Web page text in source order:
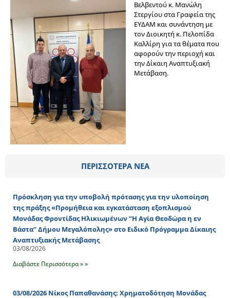
Βελβεντού κ. Μανώλη
Στεργίου στα Γραφεία της
ΕΥΔΑΜ και συνάντηση με
τον Διοικητή κ. Πελοπίδα
Καλλίρη για τα θέματα που
αφορούν την περιοχή και
την Δίκαιη Αναπτυξιακή
Μετάβαση.
ΠΕΡΙΣΣΟΤΕΡΑ ΝΕΑ
Πρόσκληση για την υποβολή πρότασης για την υλοποίηση
της πράξης «Προμήθεια και εγκατάσταση εξοπλισμού
Μονάδας Φροντίδας Ηλικιωμένων “Η Αγία Θεοδώρα η εν
Βάστα” Δήμου Μεγαλόπολης» στο Ειδικό Πρόγραμμα Δίκαιης
Αναπτυξιακής Μετάβασης
03/08/2026
Διαβάστε Περισσότερα » »
03/08/2026 Νίκος Παπαθανάσης: Χρηματοδότηση Μονάδας